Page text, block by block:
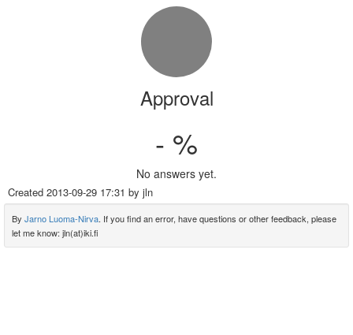
Approval
- %
No answers yet.
Created 2013-09-29 17:31 by jln
By Jarno Luoma-Nirva. If you find an error, have questions or other feedback, please
let me know: jln(at)iki.fi